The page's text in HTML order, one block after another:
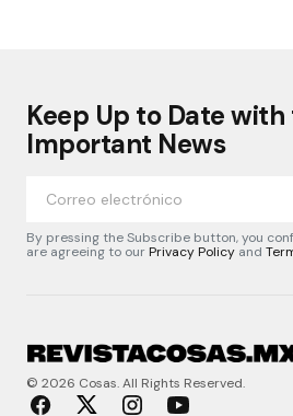
Keep Up to Date
Important News
By pressing the Subscribe button, you
are agreeing to ourPrivacy Policy and
© 2026 Cosas. All Rights Reserved.